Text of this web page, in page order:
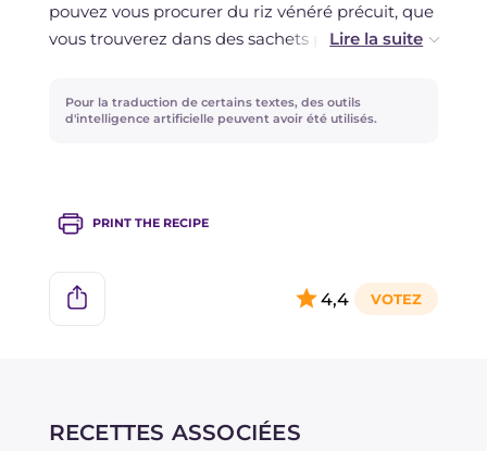
pouvez vous procurer du riz vénéré précuit, que
vous trouverez dans des sachets pratiques dans
conseil réduira considérablement le temps de
préparation de la recette, vous faisant gagner
Pour la traduction de certains textes, des outils
d'intelligence artificielle peuvent avoir été utilisés.
PRINT THE RECIPE
4,4
RECETTES ASSOCIÉES